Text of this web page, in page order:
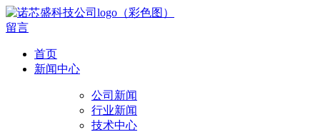
留言
首页
新闻中心
公司新闻
行业新闻
技术中心